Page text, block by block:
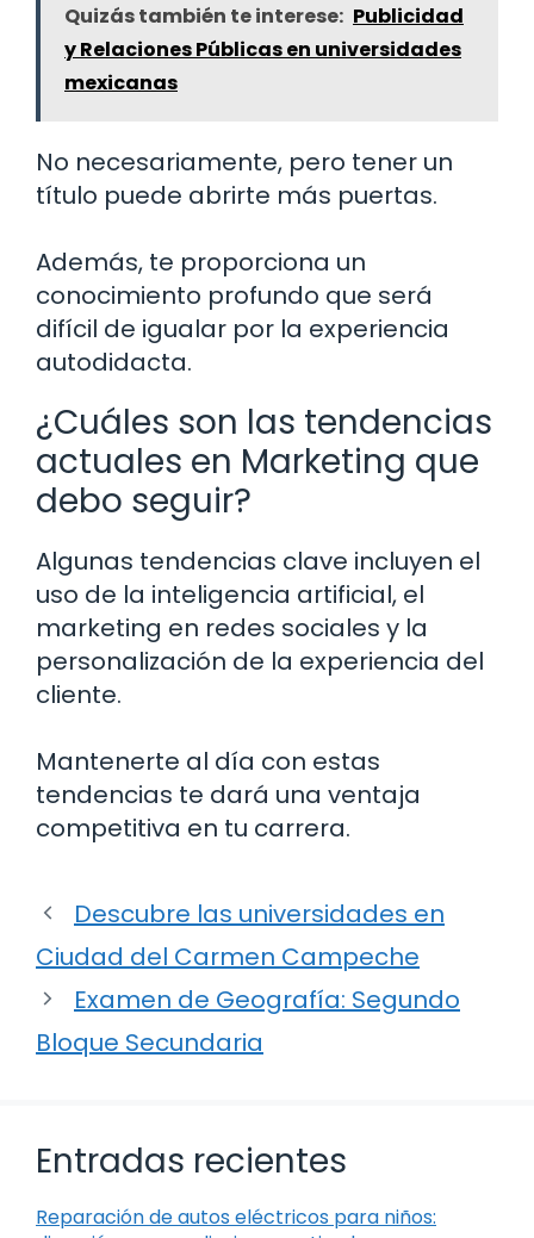
Quizás también te interese: Publicidad
y Relaciones Públicas en universidades
mexicanas
No necesariamente, pero tener un
título puede abrirte más puertas.
Además, te proporciona un
conocimiento profundo que será
difícil de igualar por la experiencia
autodidacta.
¿Cuáles son las tendencias
actuales en Marketing que
debo seguir?
Algunas tendencias clave incluyen el
uso de la inteligencia artificial, el
marketing en redes sociales y la
personalización de la experiencia del
cliente.
Mantenerte al día con estas
tendencias te dará una ventaja
competitiva en tu carrera.
Descubre las universidades en
Ciudad del Carmen Campeche
Examen de Geografía: Segundo
Bloque Secundaria
Entradas recientes
Reparación de autos eléctricos para niños: